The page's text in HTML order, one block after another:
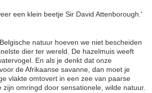
een klein beetje Sir David Attenborough.'
natuur hoeven we niet bescheiden
dier ter wereld. De hazelmuis weeft
En als je denkt dat onze
de Afrikaanse savanne, dan moet je
vlakte omtovert in een zee van paarse
omringd door sensationele, wilde natuur.